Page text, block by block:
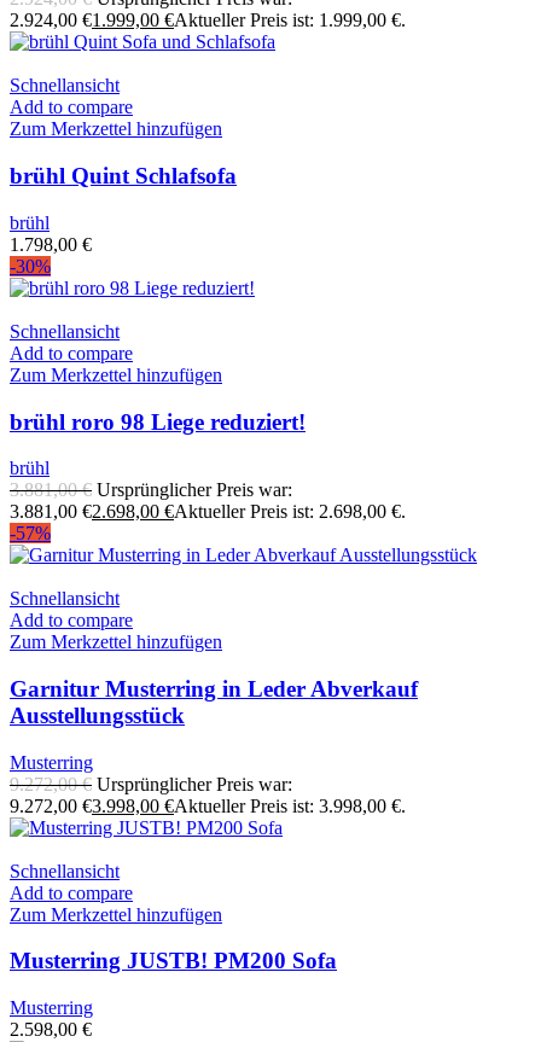
2.924,00 €1.999,00 €Aktueller Preis ist: 1.999,00 €.
Schnellansicht
Add to compare
Zum Merkzettel hinzufügen
brühl Quint Schlafsofa
brühl
1.798,00 €
-30%
Schnellansicht
Add to compare
Zum Merkzettel hinzufügen
brühl roro 98 Liege reduziert!
brühl
3.881,00€ Ursprünglicher Preis war:
3.881,00 €2.698,00 €Aktueller Preis ist: 2.698,00 €.
-57%
Schnellansicht
Add to compare
Zum Merkzettel hinzufügen
Garnitur Musterring in Leder Abverkauf
Ausstellungsstück
Musterring
9.272,00€ Ursprünglicher Preis war:
9.272,00 €3.998,00 €Aktueller Preis ist: 3.998,00 €.
Schnellansicht
Add to compare
Zum Merkzettel hinzufügen
Musterring JUSTB! PM200 Sofa
Musterring
2.598,00 €